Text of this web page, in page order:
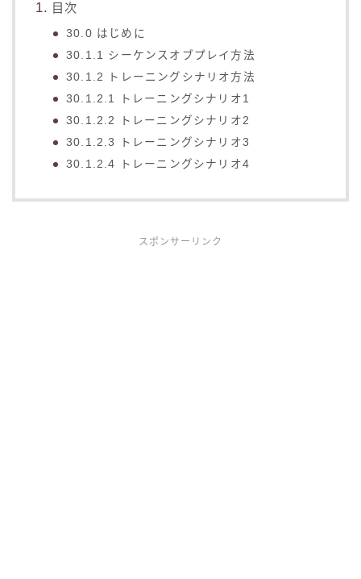
目次
30.0 はじめに
30.1.1 シーケンスオブプレイ方法
30.1.2 トレーニングシナリオ方法
30.1.2.1 トレーニングシナリオ1
30.1.2.2 トレーニングシナリオ2
30.1.2.3 トレーニングシナリオ3
30.1.2.4 トレーニングシナリオ4
スポンサーリンク